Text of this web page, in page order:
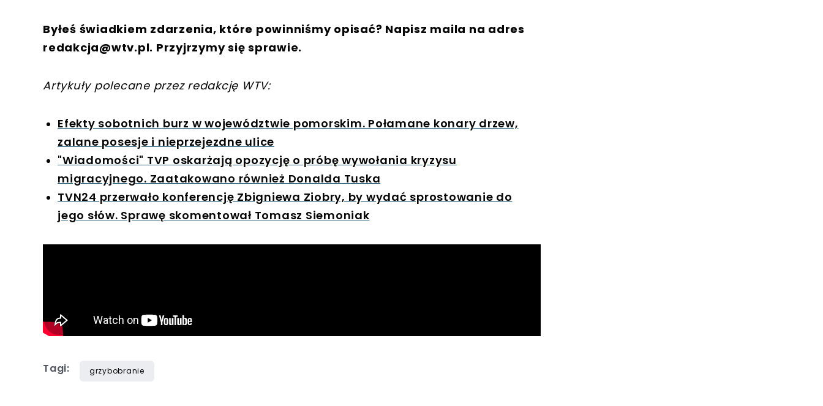
Byłeś świadkiem zdarzenia, które powinniśmy opisać? Napisz maila na adres
redakcja@wtv.pl. Przyjrzymy się sprawie.
Artykuły polecane przez redakcję WTV:
Efekty sobotnich burz w województwie pomorskim. Połamane konary drzew,
zalane posesje i nieprzejezdne ulice
"Wiadomości" TVP oskarżają opozycję o próbę wywołania kryzysu
migracyjnego. Zaatakowano również Donalda Tuska
TVN24 przerwało konferencję Zbigniewa Ziobry, by wydać sprostowanie do
jego słów. Sprawę skomentował Tomasz Siemoniak
Tagi: grzybobranie